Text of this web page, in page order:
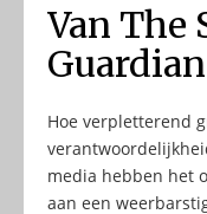
Van The
Guardian
Hoe verpletterend
media hebben het
aan een